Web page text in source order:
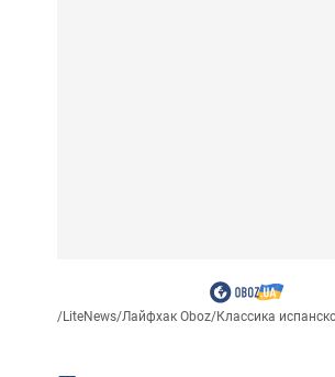
/LiteNews/Лайфхак Oboz/Классика